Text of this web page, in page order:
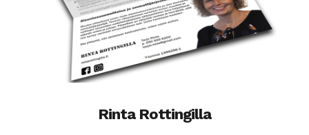
Rinta Rottingilla